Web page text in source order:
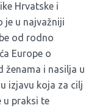
Hrvatske i
je u najvažniji
od rodno
Europe o
ženama i nasilja u
izjavu koja za cilj
u praksi te